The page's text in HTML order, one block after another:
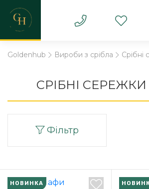
Goldenhub Вироби з срібла Срібні
СРІБНІ
Фільтр
НОВИНКА